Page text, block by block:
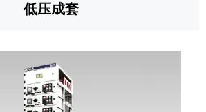
低压成套